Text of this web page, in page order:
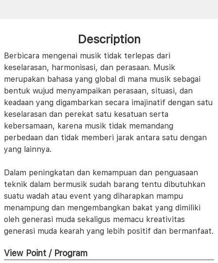
Description
Berbicara mengenai musik tidak terlepas dari
keselarasan, harmonisasi, dan perasaan. Musik
merupakan bahasa yang global di mana musik sebagai
bentuk wujud menyampaikan perasaan, situasi, dan
keadaan yang digambarkan secara imajinatif dengan satu
keselarasan dan perekat satu kesatuan serta
kebersamaan, karena musik tidak memandang
perbedaan dan tidak memberi jarak antara satu dengan
yang lainnya.
Dalam peningkatan dan kemampuan dan penguasaan
teknik dalam bermusik sudah barang tentu dibutuhkan
suatu wadah atau event yang diharapkan mampu
menampung dan mengembangkan bakat yang dimiliki
oleh generasi muda sekaligus memacu kreativitas
generasi muda kearah yang lebih positif dan bermanfaat.
View Point / Program